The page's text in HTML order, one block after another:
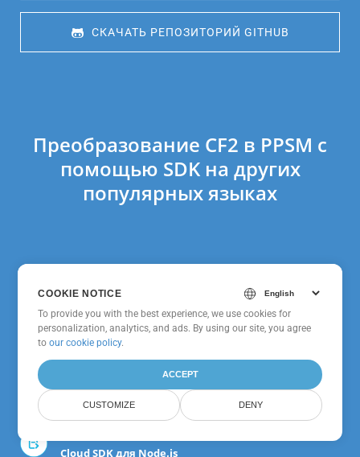
СКАЧАТЬ РЕПОЗИТОРИЙ GITHUB
Преобразование CF2 в PPSM с
помощью SDK на других
популярных языках
Cloud SDK для .NET
GroupDocs.Conversion
Cloud SDK для Ruby
Cloud SDK для Node.js
COOKIE NOTICE
To provide you with the best experience, we use cookies for
personalization, analytics, and ads. By using our site, you agree
toour cookie policy.
ACCEPT
CUSTOMIZE DENY